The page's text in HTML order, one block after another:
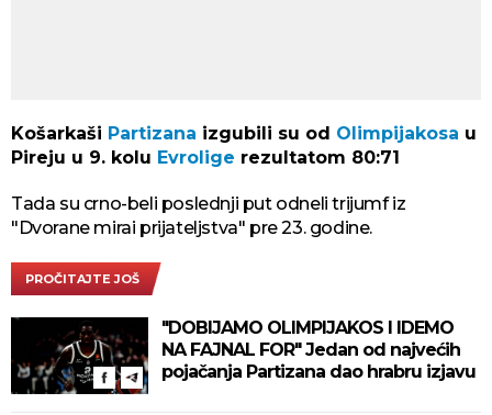
Košarkaši Partizana izgubili su od Olimpijakosa u
Pireju u 9. kolu Evrolige rezultatom 80:71
Tada su crno-beli poslednji put odneli trijumf iz
"Dvorane mirai prijateljstva" pre 23. godine.
PROČITAJTE JOŠ
"DOBIJAMO OLIMPIJAKOS I IDEMO
NA FAJNAL FOR" Jedan od najvećih
pojačanja Partizana dao hrabru izjavu